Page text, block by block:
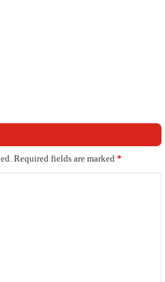
Required fields are marked *